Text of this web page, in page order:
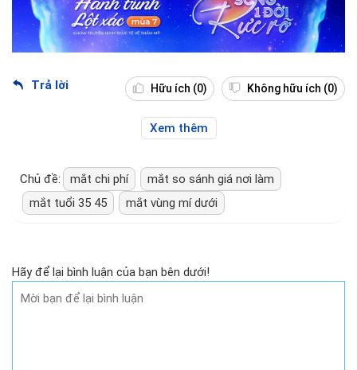
Trả lời Hữu ích (0) Không hữu ích (0)
Xem thêm
Chủ đề: mắt chi phí
mắt so sánh giá nơi làm
mắt tuổi 35 45
mắt vùng mí dưới
Hãy để lại bình luận của bạn bên dưới!